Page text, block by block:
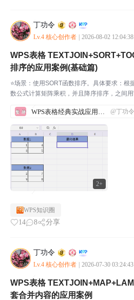
丁功令
Lv.4 核心创作者 2026-08-02 12:04:38
2+
WPS表格 TEXTJOIN+SORT+TOCOL+MMULT函数嵌套
排序的应用案例(基础篇)
⭐场景：使用SORT函数排序。具体要求：根
数公式计算矩阵乘积，并且降序排序，之间
一份表格，并输入相应的...
@丁功令
WPS知识圈
14 8 分享
丁功令
Lv.4 核心创作者 2026-07-30 03:24:43
WPS表格 TEXTJOIN+MAP+LAMBDA+REGEXP函数嵌
套合并内容的应用案例